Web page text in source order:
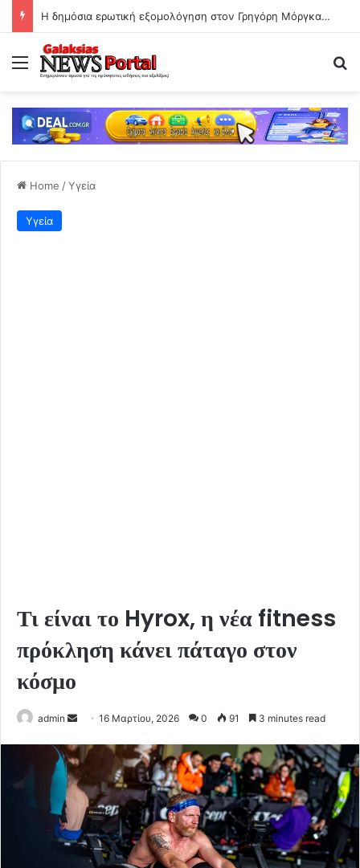
Η δημόσια ερωτική εξομολόγηση στον Γρηγόρη Μόργκαν – «Όνειρό μου ένας άντρας σαν εσένα»
Menu
Home /Υγεία
Υγεία
Τι είναι το Hyrox, η νέα fitness
πρόκληση κάνει πάταγο στον
κόσμο
admin
Send
email
16 Μαρτίου, 2026 0 91 3 minutes read